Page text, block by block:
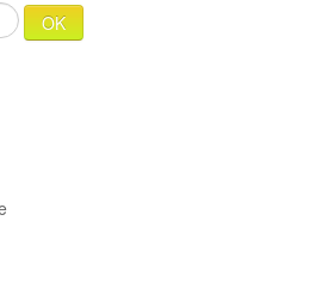
OK